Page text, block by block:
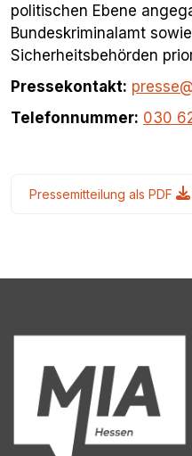
politischen Ebene
Bundeskriminalamt
Sicherheitsbehörden
Pressekontakt:
Telefonnummer: 030
Pressemitteilung als PDF